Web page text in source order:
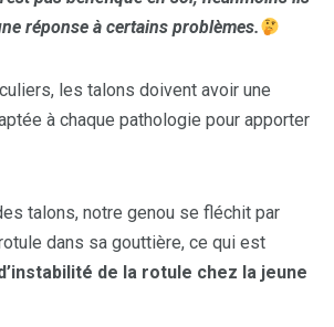
réponse à certains problèmes.
les talons doivent avoir une
à chaque pathologie pour apporter
talons, notre genou se fléchit par
dans sa gouttière, ce qui est
de la rotule chez la jeune